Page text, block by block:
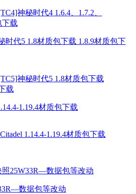
时代5 1.8材质包下载 1.8.9材质包下
1.19.4材质包下载
数据包等改动